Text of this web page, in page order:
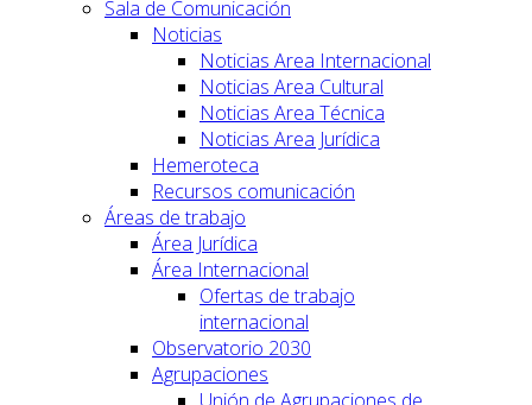
Sala de Comunicación
Noticias
Noticias Area Internacional
Noticias Area Cultural
Noticias Area Técnica
Noticias Area Jurídica
Hemeroteca
Recursos comunicación
Áreas de trabajo
Área Jurídica
Área Internacional
Ofertas de trabajo
internacional
Observatorio 2030
Agrupaciones